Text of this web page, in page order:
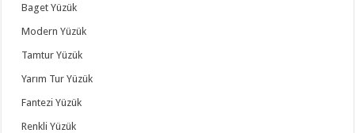
Baget Yüzük
Modern Yüzük
Tamtur Yüzük
Yarım Tur Yüzük
Fantezi Yüzük
Renkli Yüzük